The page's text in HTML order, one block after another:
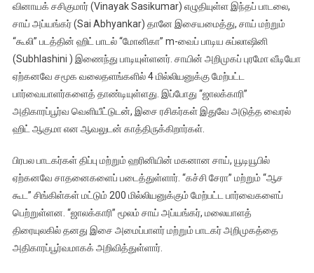
வினாயக் சசிகுமார் (Vinayak Sasikumar) எழுதியுள்ள இந்தப் பாடலை,
சாய் அப்யங்கர் (Sai Abhyankar) தானே இசையமைத்து, சாய் மற்றும்
“கூலி” படத்தின் ஹிட் பாடல் “மோனிகா” m-வைப் பாடிய சுப்லாஷினி
(Subhlashini ) இணைந்து பாடியுள்ளனர். சாயின் அறிமுகப் புரமோ வீடியோ
ஏற்கனவே சமூக வலைதளங்களில் 4 மில்லியனுக்கு மேற்பட்ட
பார்வையாளர்களைத் தாண்டியுள்ளது. இப்போது “ஜாலக்காரி”
அதிகாரப்பூர்வ வெளியீட்டுடன், இசை ரசிகர்கள் இதுவே அடுத்த வைரல்
ஹிட் ஆகுமா என ஆவலுடன் காத்திருக்கிறார்கள்.
பிரபல பாடகர்கள் திப்பு மற்றும் ஹரினியின் மகனான சாய், யூடியூபில்
ஏற்கனவே சாதனைகளைப் படைத்துள்ளார். “கச்சி சேரா” மற்றும் “ஆச
கூட” சிங்கிள்கள் மட்டும் 200 மில்லியனுக்கும் மேற்பட்ட பார்வைகளைப்
பெற்றுள்ளன. “ஜாலக்காரி” மூலம் சாய் அப்யங்கர், மலையாளத்
திரையுலகில் தனது இசை அமைப்பாளர் மற்றும் பாடகர் அறிமுகத்தை
அதிகாரப்பூர்வமாகக் அறிவித்துள்ளார்.